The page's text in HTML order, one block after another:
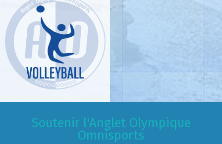
Soutenir l'Anglet Olympique
Omnisports